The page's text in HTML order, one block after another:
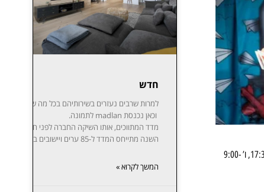
אגף התרבות גאה להציג פסטיבל הספרים – ראשון לציון שיתקיים בים התאריכים 19-24 ביוני 2022 בימים א-ה 17:30-21:00, ו’ 9:00-
חדש
למרות שרבים נעזרים בשירותיהם בכל מה שקשור
וכאן נכנסת madlan לתמונה.
השנה מתייחס המדד ל-85 ערים ויישובים בפריסה נרחבת: ת”א-יפו, חיפה והקריות, ירושלים, רעננה, חולון-בת ים, ראשון לציון, באר שבע, נתניה, הרצליה, פתח תקווה-רמת גן, אזור השומרון, חדרה והסביבה, עמק יזרעאל, עוטף עזה ועוד. המידע מפורסם בשקיפות באתר מדלן וזמין בחינם לכל המעוניין.
המשך לקרוא »